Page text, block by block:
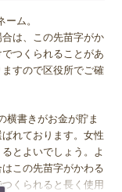
16.5ミリまたは18.0
の場合は、15.0ミ
おすすめです。女性
さいものをお選びに
題ございません。女
としての実印をお作
ています。ご入用の
性用は、13.5ミリ
ム。
は、この先苗字がか
つくられることがあ
すので区役所でご確
横書きがお金が貯ま
れております。女性
とよいでしょう。よ
この先苗字がかわる
くられると長く使用